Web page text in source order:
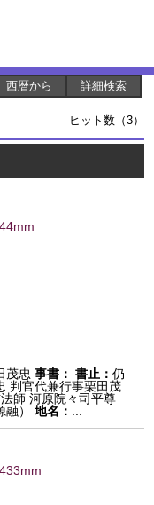
西暦から 詳細検索
ヒット数（3）
茂忠 事書： 書止：仍
判官代兼行事栗田茂
師 河原院々司平尊
）
地名：